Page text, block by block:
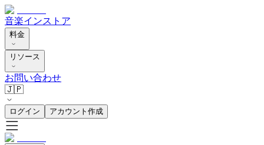
音楽インストア
料金
リソース
お問い合わせ
🇯🇵
ログイン アカウント作成